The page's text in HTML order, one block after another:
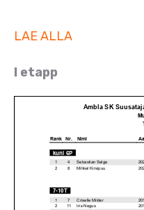
LAE ALLA
I etapp